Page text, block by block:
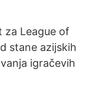
za League of
stane azijskih
igračevih